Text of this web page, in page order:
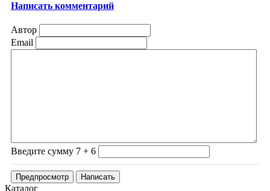
Написать комментарий
Автор
Email
Введите сумму 7 + 6
Каталог